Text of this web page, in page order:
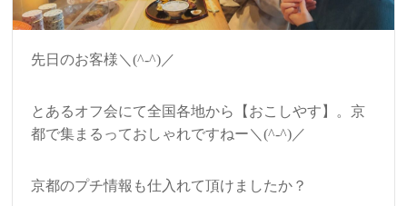
先日のお客様＼(^-^)／
とあるオフ会にて全国各地から【おこしやす】。京
都で集まるっておしゃれですねー＼(^-^)／
京都のプチ情報も仕入れて頂けましたか？